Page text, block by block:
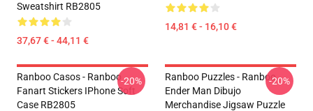
Sweatshirt RB2805
37,67 € - 44,11 €
14,81 € - 16,10 €
Ranboo Casos - Ranboo
Fanart Stickers IPhone Soft
Case RB2805
-20%
Ranboo Puzzles - Ranboo
Ender Man Dibujo
Merchandise Jigsaw Puzzle
-20%